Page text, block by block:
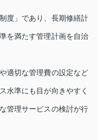
度」であり、長期修繕計
を満たす管理計画を自治
適切な管理費の設定など
水準にも目が向きやすく
管理サービスの検討が行